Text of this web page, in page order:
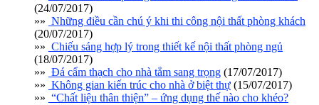
(24/07/2017)
»» Những điều cần chú ý khi thi công nội thất phòng khách
(20/07/2017)
»» Chiếu sáng hợp lý trong thiết kế nội thất phòng ngủ
(18/07/2017)
»» Đá cẩm thạch cho nhà tắm sang trọng (17/07/2017)
»» Không gian kiến trúc cho nhà ở biệt thự (15/07/2017)
»» “Chất liệu thân thiện” – ứng dụng thế nào cho khéo?